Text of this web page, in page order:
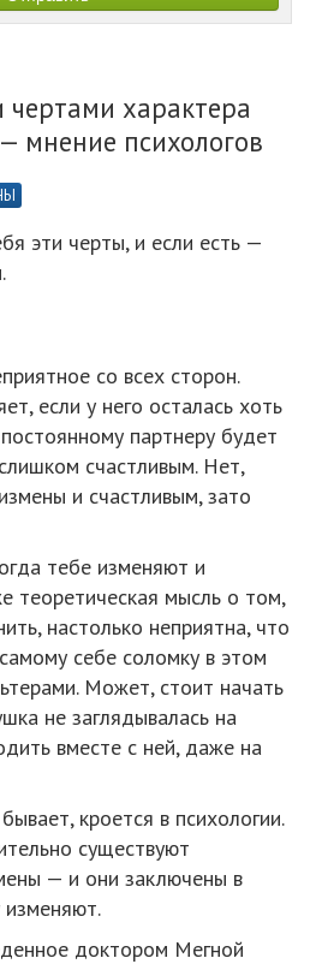
характера
мнение психологов
эти черты, и если есть —
со всех сторон.
если у него осталась хоть
партнеру будет
счастливым. Нет,
и счастливым, зато
тебе изменяют и
теоретическая мысль о том,
настолько неприятна, что
себе соломку в этом
Может, стоит начать
не заглядывалась на
вместе с ней, даже на
кроется в психологии.
существуют
— и они заключены в
изменяют.
доктором Мегной